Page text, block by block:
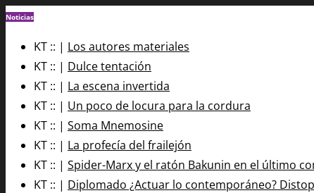
Noticias
KT :: | Los autores materiales
KT :: | Dulce tentación
KT :: | La escena invertida
KT :: | Un poco de locura para la cordura
KT :: | Soma Mnemosine
KT :: | La profecía del frailejón
KT :: | Spider-Marx y el ratón Bakunin en el último
KT :: | Diplomado ¿Actuar lo contemporáneo?